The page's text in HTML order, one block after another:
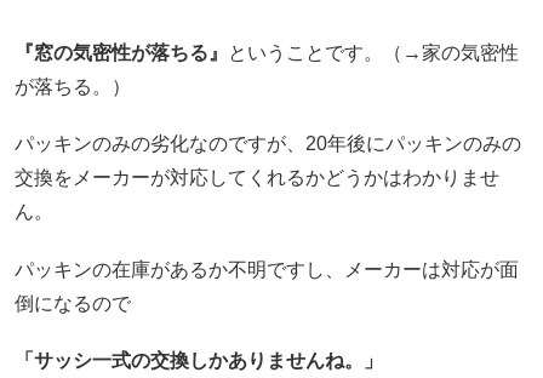
『窓の気密性が落ちる』
ということです。（→家の気密性
が落ちる。）
パッキンのみの劣化なのですが、20年後にパッキンのみの
交換をメーカーが対応してくれるかどうかはわかりませ
ん。
パッキンの在庫があるか不明ですし、メーカーは対応が面
倒になるので
「サッシ一式の交換しかありませんね。」